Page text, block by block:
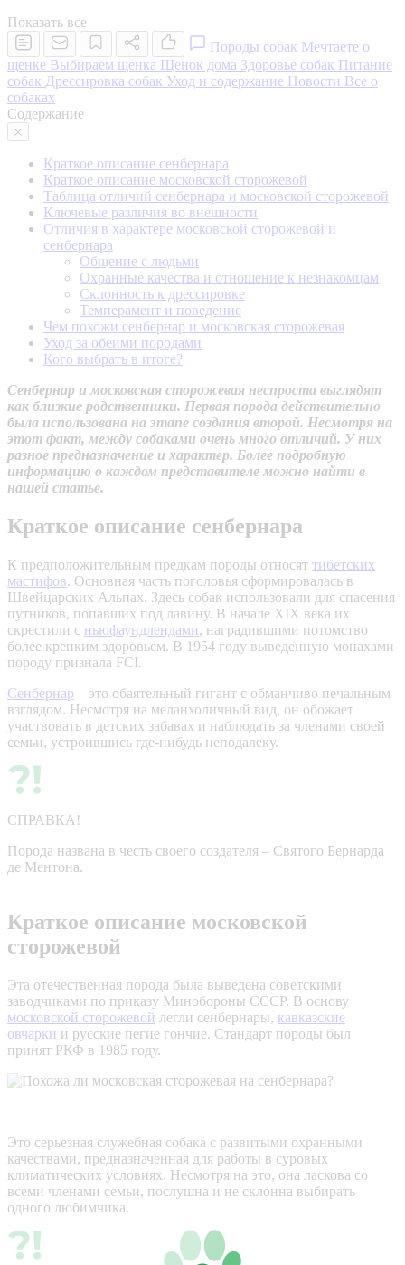
Показать все
Породы собак Мечтаете о
щенке Выбираем щенка Щенок дома Здоровье собак Питание
собак Дрессировка собак Уход и содержание Новости Все о
собаках
Содержание
Краткое описание сенбернара
Краткое описание московской сторожевой
Таблица отличий сенбернара и московской сторожевой
Ключевые различия во внешности
Отличия в характере московской сторожевой и
сенбернара
Общение с людьми
Охранные качества и отношение к незнакомцам
Склонность к дрессировке
Темперамент и поведение
Чем похожи сенбернар и московская сторожевая
Уход за обеими породами
Кого выбрать в итоге?
Сенбернар и московская сторожевая неспроста выглядят
как близкие родственники. Первая порода действительно
была использована на этапе создания второй. Несмотря на
этот факт, между собаками очень много отличий. У них
разное предназначение и характер. Более подробную
информацию о каждом представителе можно найти в
нашей статье.
Краткое описание сенбернара
К предположительным предкам породы относят тибетских
мастифов. Основная часть поголовья сформировалась в
Швейцарских Альпах. Здесь собак использовали для спасения
путников, попавших под лавину. В начале XIX века их
скрестили с ньюфаундлендами, наградившими потомство
более крепким здоровьем. В 1954 году выведенную монахами
породу признала FCI.
Сенбернар – это обаятельный гигант с обманчиво печальным
взглядом. Несмотря на меланхоличный вид, он обожает
участвовать в детских забавах и наблюдать за членами своей
семьи, устроившись где-нибудь неподалеку.
СПРАВКА!
Порода названа в честь своего создателя – Святого Бернарда
де Ментона.
Краткое описание московской
сторожевой
Эта отечественная порода была выведена советскими
заводчиками по приказу Минобороны СССР. В основу
московской сторожевой легли сенбернары, кавказские
овчарки и русские пегие гончие. Стандарт породы был
принят РКФ в 1985 году.
Это серьезная служебная собака с развитыми охранными
качествами, предназначенная для работы в суровых
климатических условиях. Несмотря на это, она ласкова со
всеми членами семьи, послушна и не склонна выбирать
одного любимчика.